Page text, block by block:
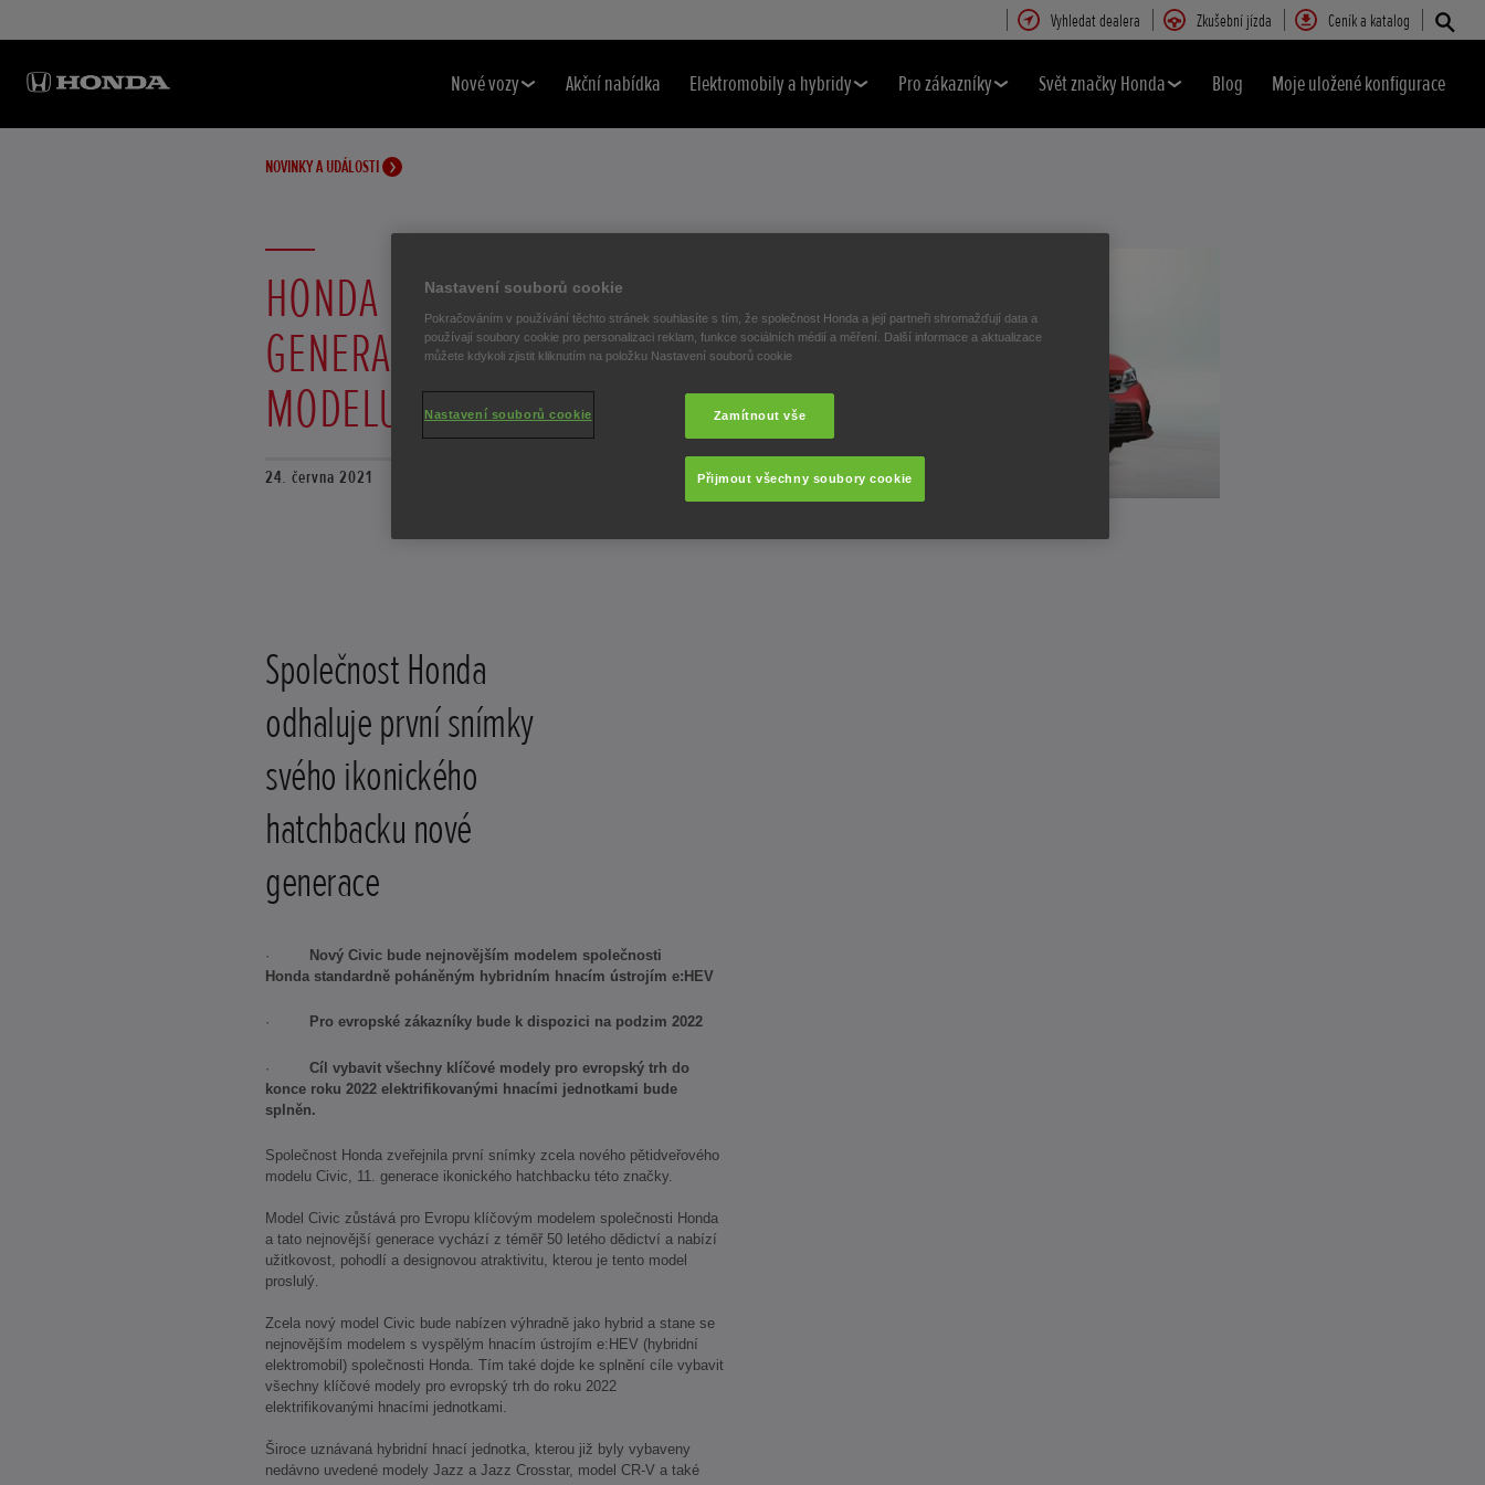
Vyhledat dealera Zkušební jízda Ceník a katalog
Nové vozy Akční nabídka Elektromobily a hybridy Pro zákazníky Svět značky Honda Blog Moje uložené konfigurace
NOVINKY A UDÁLOSTI
HONDA ODHALILA NOVOU
GENERACI PĚTIDVEŘOVÉHO
MODELU CIVIC
24. června 2021
Společnost Honda
odhaluje první snímky
svého ikonického
hatchbacku nové
generace
·
Nový Civic bude nejnovějším modelem společnosti
Honda standardně poháněným hybridním hnacím ústrojím e:HEV
· Pro evropské zákazníky bude k dispozici na podzim 2022
· Cíl vybavit všechny klíčové modely pro evropský trh do
konce roku 2022 elektrifikovanými hnacími jednotkami bude
splněn.
Společnost Honda zveřejnila první snímky zcela nového pětidveřového
modelu Civic, 11. generace ikonického hatchbacku této značky.
Model Civic zůstává pro Evropu klíčovým modelem společnosti Honda
a tato nejnovější generace vychází z téměř 50 letého dědictví a nabízí
užitkovost, pohodlí a designovou atraktivitu, kterou je tento model
proslulý.
Zcela nový model Civic bude nabízen výhradně jako hybrid a stane se
nejnovějším modelem s vyspělým hnacím ústrojím e:HEV (hybridní
elektromobil) společnosti Honda. Tím také dojde ke splnění cíle vybavit
všechny klíčové modely pro evropský trh do roku 2022
elektrifikovanými hnacími jednotkami.
Široce uznávaná hybridní hnací jednotka, kterou již byly vybaveny
nedávno uvedené modely Jazz a Jazz Crosstar, model CR-V a také
Nastavení souborů cookie
Pokračováním v používání těchto stránek souhlasíte s tím, že společnost Honda a její partneři shromažďují data a
používají soubory cookie pro personalizaci reklam, funkce sociálních médií a měření. Další informace a aktualizace
můžete kdykoli zjistit kliknutím na položku Nastavení souborů cookie
Zamítnout vše
Přijmout všechny soubory cookie
Nastavení souborů cookie